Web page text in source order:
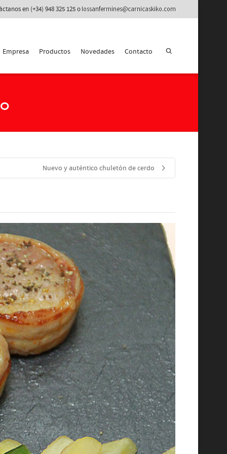
en (+34) 948 325 125 o
Empresa Productos Novedades Contacto
Nuevo y auténtico chuletón de cerdo